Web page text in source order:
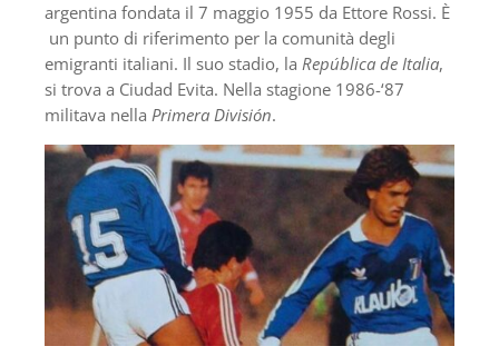
argentina fondata il 7 maggio 1955 da Ettore Rossi. È
un punto di riferimento per la comunità degli
emigranti italiani. Il suo stadio, la República de Italia,
si trova a Ciudad Evita. Nella stagione 1986-‘87
militava nella Primera División.